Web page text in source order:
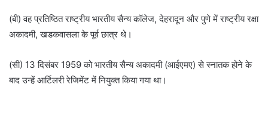
(बी) वह प्रतिष्ठित राष्ट्रीय भारतीय सैन्य कॉलेज, देहरादून और पुणे में राष्ट्रीय रक्षा
अकादमी, खडकवासला के पूर्व छात्र थे।
(सी) 13 दिसंबर 1959 को भारतीय सैन्य अकादमी (आईएमए) से स्नातक होने के
बाद उन्हें आर्टिलरी रेजिमेंट में नियुक्त किया गया था।